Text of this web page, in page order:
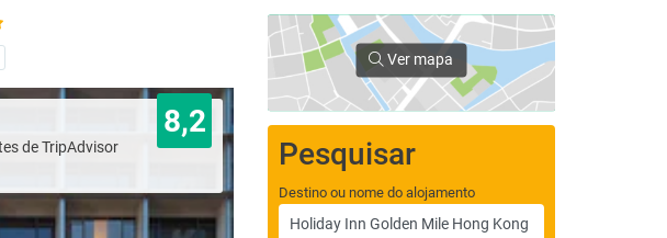
8,2
Ver mapa
Pesquisar
Destino ou nome do alojamento